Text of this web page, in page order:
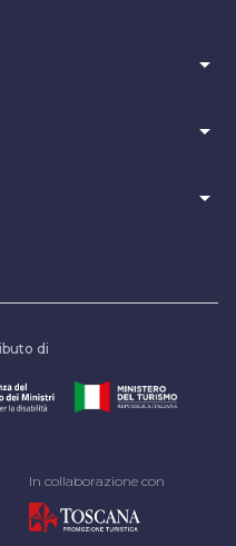
arrow_drop_down
arrow_drop_down
arrow_drop_down
di
In collaborazione con